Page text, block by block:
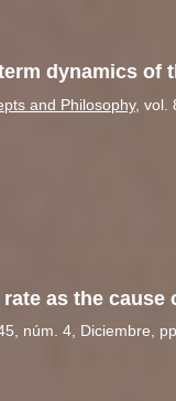
dynamics of
and Philosophy, vol.
as the cause
45, núm. 4, Diciembre,